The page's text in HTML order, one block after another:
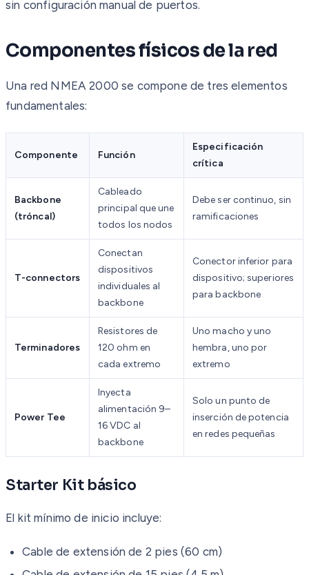
sin configuración manual de puertos.
Componentes físicos de la red
Una red NMEA 2000 se compone de tres elementos
fundamentales:
Componente Función
Especificación
crítica
Backbone
(tróncal)
Cableado
principal que une
todos los nodos
Debe ser continuo, sin
ramificaciones
T-connectors
Conectan
dispositivos
individuales al
backbone
Conector inferior para
dispositivo; superiores
para backbone
Terminadores
Resistores de
120 ohm en
cada extremo
Uno macho y uno
hembra, uno por
extremo
Power Tee
Inyecta
alimentación 9–
16 VDC al
backbone
Solo un punto de
inserción de potencia
en redes pequeñas
Starter Kit básico
El kit mínimo de inicio incluye:
Cable de extensión de 2 pies (60 cm)